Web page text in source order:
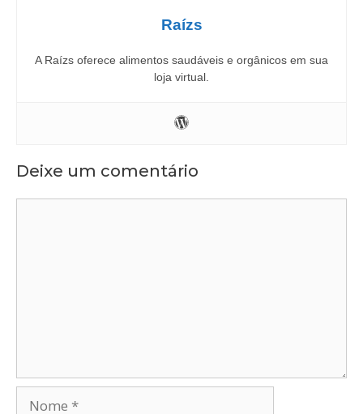
Raízs
A Raízs oferece alimentos saudáveis e orgânicos em sua
loja virtual.
Deixe um comentário